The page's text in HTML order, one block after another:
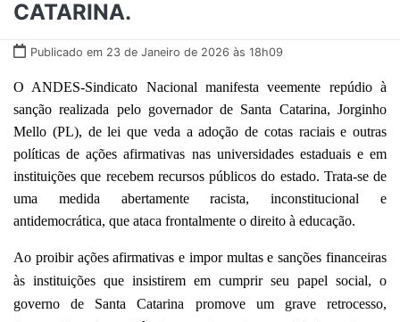
CATARINA.
Publicado em 23 de Janeiro de 2026 às 18h09
O ANDES-Sindicato Nacional manifesta veemente repúdio à
sanção realizada pelo governador de Santa Catarina, Jorginho
Mello (PL), de lei que veda a adoção de cotas raciais e outras
políticas de ações afirmativas nas universidades estaduais e em
instituições que recebem recursos públicos do estado. Trata-se de
uma medida abertamente racista, inconstitucional e
antidemocrática, que ataca frontalmente o direito à educação.
Ao proibir ações afirmativas e impor multas e sanções financeiras
às instituições que insistirem em cumprir seu papel social, o
governo de Santa Catarina promove um grave retrocesso,